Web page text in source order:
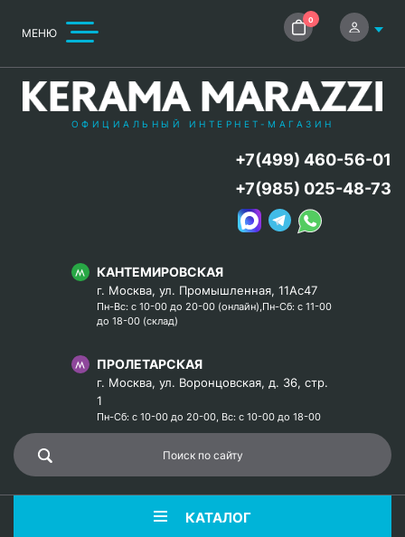
МЕНЮ
0
ОФИЦИАЛЬНЫЙ ИНТЕРНЕТ-МАГАЗИН
КАНТЕМИРОВСКАЯ
г. Москва, ул. Промышленная, 11Ас47
Пн-Вс: с 10-00 до 20-00 (онлайн),Пн-Сб: с 11-00
до 18-00 (склад)
ПРОЛЕТАРСКАЯ
г. Москва, ул. Воронцовская, д. 36, стр.
1
Пн-Сб: с 10-00 до 20-00, Вс: с 10-00 до 18-00
+7(499) 460-56-01
+7(985) 025-48-73
КАТАЛОГ